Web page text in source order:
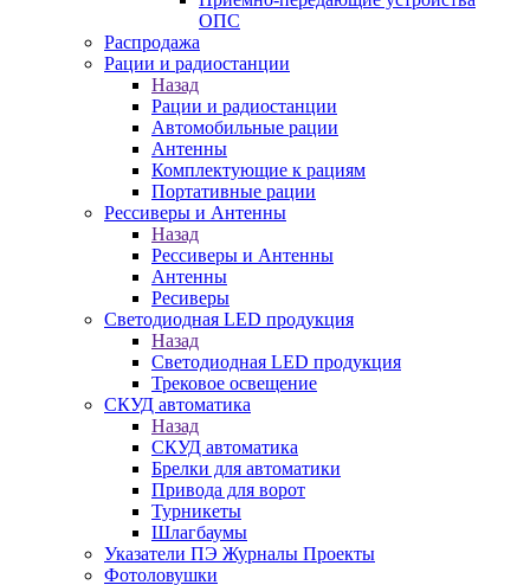
ОПС
Распродажа
Рации и радиостанции
Назад
Рации и радиостанции
Автомобильные рации
Антенны
Комплектующие к рациям
Портативные рации
Рессиверы и Антенны
Назад
Рессиверы и Антенны
Антенны
Ресиверы
Светодиодная LED продукция
Назад
Светодиодная LED продукция
Трековое освещение
СКУД автоматика
Назад
СКУД автоматика
Брелки для автоматики
Привода для ворот
Турникеты
Шлагбаумы
Указатели ПЭ Журналы Проекты
Фотоловушки